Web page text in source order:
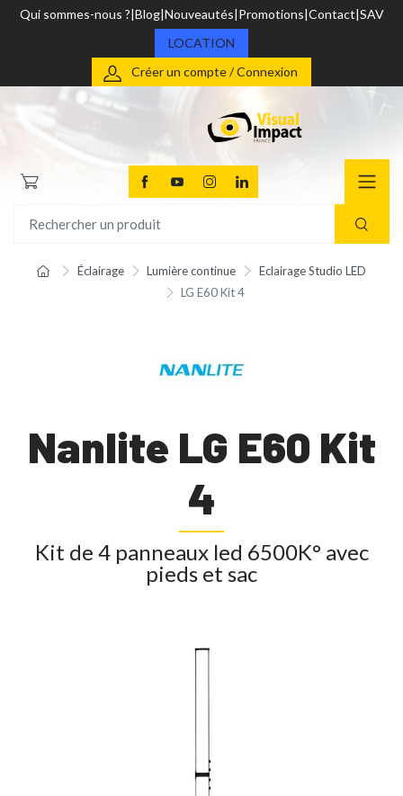
Qui sommes-nous ? Blog Nouveautés Promotions Contact SAV
LOCATION
Créer un compte / Connexion
Éclairage Lumière continue
Eclairage Studio LED
LG E60 Kit 4
Nanlite LG E60 Kit
4
Kit de 4 panneaux led 6500K° avec
pieds et sac